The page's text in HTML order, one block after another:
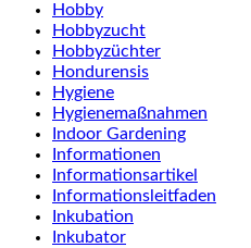
Hobby
Hobbyzucht
Hobbyzüchter
Hondurensis
Hygiene
Hygienemaßnahmen
Indoor Gardening
Informationen
Informationsartikel
Informationsleitfaden
Inkubation
Inkubator